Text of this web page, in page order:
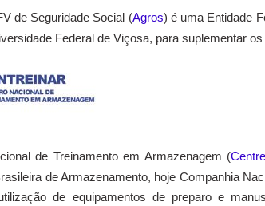
de Seguridade Social (Agros) é uma Entidade
Federal de Viçosa, para suplementar
de Treinamento em Armazenagem (
de Armazenamento, hoje Companhia
de equipamentos de preparo e